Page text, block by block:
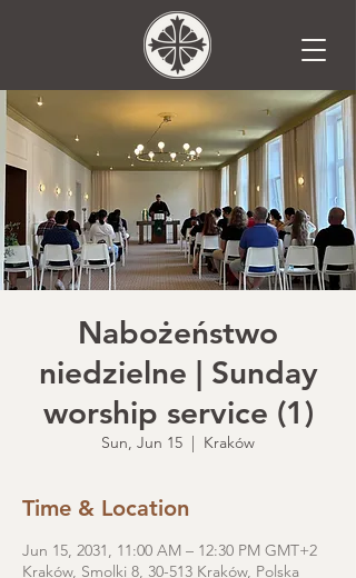
Nabożeństwo
niedzielne | Sunday
worship service (1)
Sun, Jun 15
  |
Kraków
Time & Location
Jun 15, 2031, 11:00 AM – 12:30 PM GMT+2
Kraków, Smolki 8, 30-513 Kraków, Polska